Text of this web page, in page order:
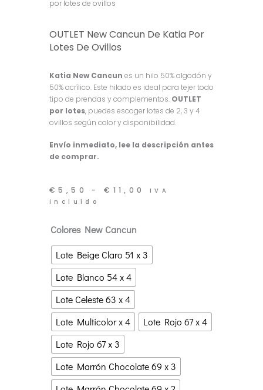
por lotes de ovillos
OUTLET New Cancun De Katia Por
Lotes De Ovillos
Katia New Cancun es un hilo 50% algodón y
50% acrílico. Este hilado es ideal para tejer todo
tipo de prendas y complementos. OUTLET
por lotes, puedes escoger lotes de 2, 3 y 4
ovillos según color y disponibilidad.
Envío inmediato, lee la descripción antes
de comprar.
€5,50 - € 11,00
Rango
€11,00
IVA
incluído
Colores New Cancun
Lote Beige Claro 51 x 3
Lote Blanco 54 x 4
Lote Celeste 63 x 4
Lote Multicolor x 4
Lote Rojo 67 x 4
Lote Rojo 67 x 3
Lote Marrón Chocolate 69 x 3
OUTLET
New
Cancun
de
Katia
por
lotes
de
ovillos